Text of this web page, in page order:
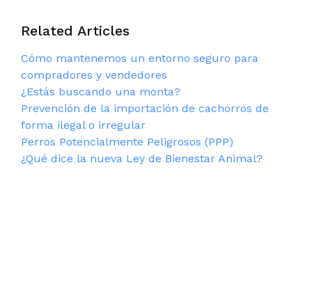
Related Articles
Cómo mantenemos un entorno seguro para
compradores y vendedores
¿Estás buscando una monta?
Prevención de la importación de cachorros de
forma ilegal o irregular
Perros Potencialmente Peligrosos (PPP)
¿Qué dice la nueva Ley de Bienestar Animal?